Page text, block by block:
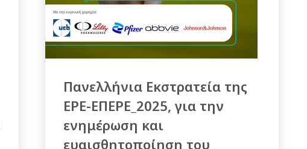
Πανελλήνια Εκστρατεία της
ΕΡΕ-ΕΠΕΡΕ_2025, για την
ενημέρωση και
ευαισθητοποίηση του